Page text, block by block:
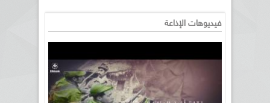
فيديوهات الإذاعة